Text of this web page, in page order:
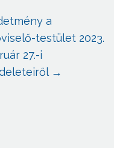
a
testület 2023.
27.-i
→